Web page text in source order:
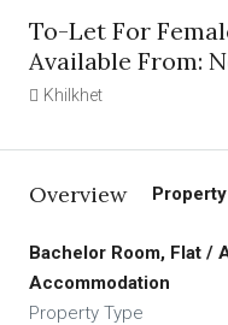
To-Let For
Available From:
Khilkhet
Overview Property
Bachelor Room, Flat /
Accommodation
Property Type